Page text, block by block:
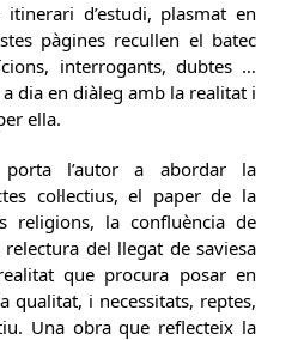
d’estudi, plasmat en
pàgines recullen el batec
interrogants, dubtes …
dia en diàleg amb la realitat i
ella.
l’autor a abordar la
col·lectius, el paper de la
religions, la confluència de
del llegat de saviesa
que procura posar en
qualitat, i necessitats, reptes,
Una obra que reflecteix la